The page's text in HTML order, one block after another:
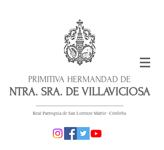
PRIMITIVA HERMANDAD DE
NTRA. SRA. DE VILLAVICIOSA
Real Parroquia de San Lorenzo Mártir · Córdoba